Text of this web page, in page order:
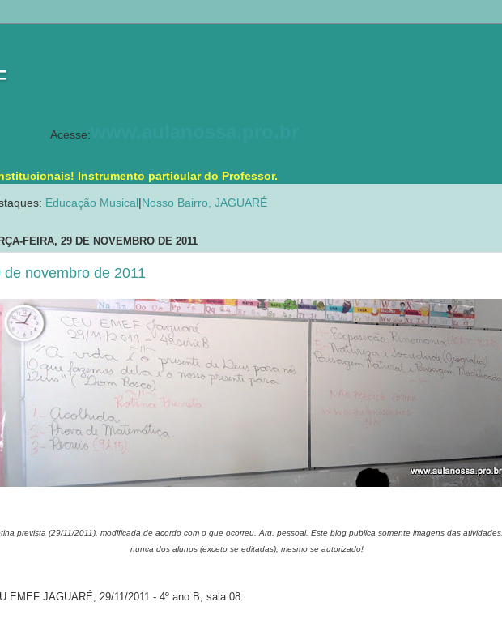
Acesse:
Instrumento particular do Professor.
Educação Musical Nosso Bairro, JAGUARÉ
FEIRA, 29 DE NOVEMBRO DE 2011
de novembro de 2011
prevista (29/11/2011), modificada de acordo com o que ocorreu. Arq. pessoal. Este blog publica somente imagens das atividades,
nunca dos alunos (exceto se editadas), mesmo se autorizado!
EMEF JAGUARÉ, 29/11/2011 - 4º ano B, sala 08.